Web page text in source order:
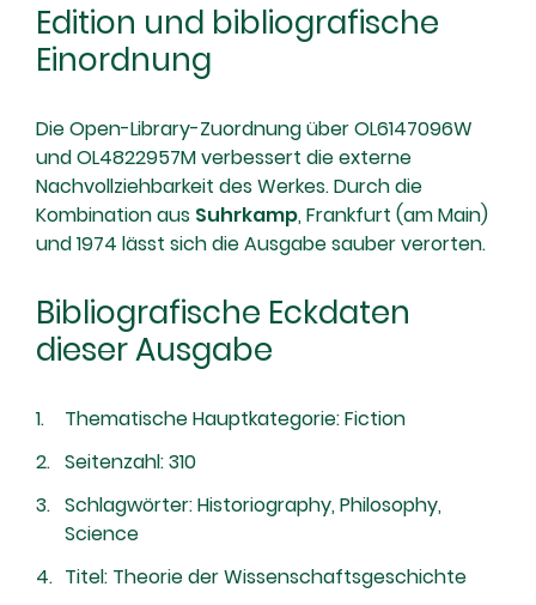
Edition und bibliografische
Einordnung
Die Open-Library-Zuordnung über OL6147096W
und OL4822957M verbessert die externe
Nachvollziehbarkeit des Werkes. Durch die
Kombination aus Suhrkamp, Frankfurt (am Main)
und 1974 lässt sich die Ausgabe sauber verorten.
Bibliografische Eckdaten
dieser Ausgabe
Thematische Hauptkategorie: Fiction
Seitenzahl: 310
Schlagwörter: Historiography, Philosophy,
Science
Titel: Theorie der Wissenschaftsgeschichte